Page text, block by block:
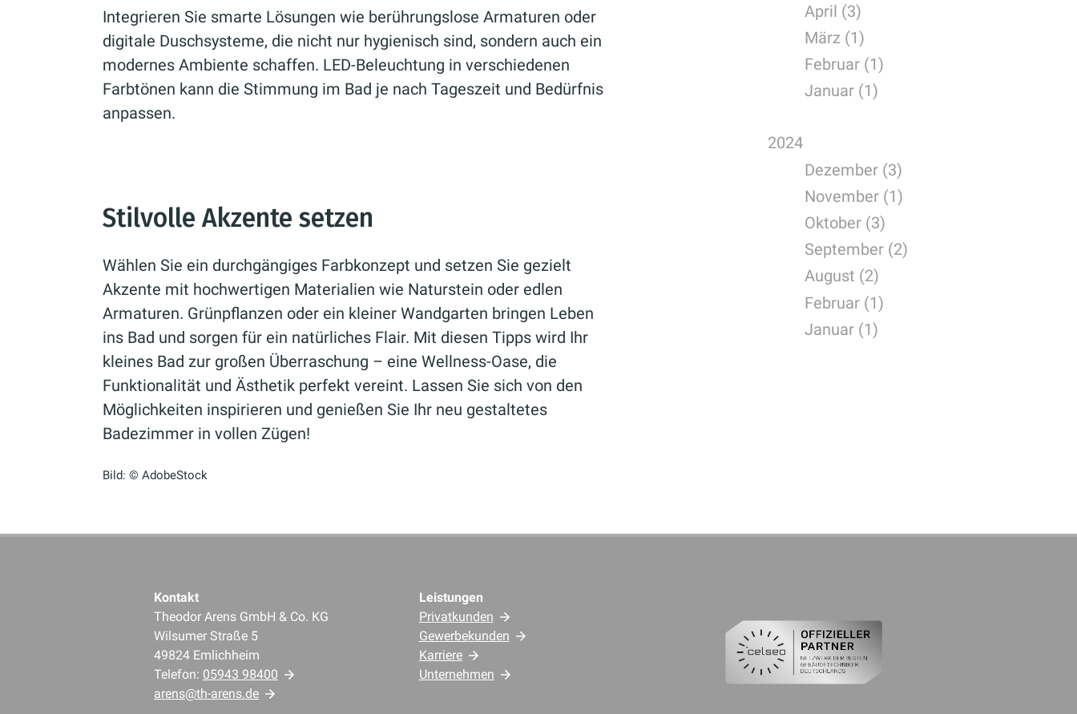
Integrieren Sie smarte Lösungen wie berührungslose Armaturen oder
digitale Duschsysteme, die nicht nur hygienisch sind, sondern auch ein
modernes Ambiente schaffen. LED-Beleuchtung in verschiedenen
Farbtönen kann die Stimmung im Bad je nach Tageszeit und Bedürfnis
anpassen.
Stilvolle Akzente setzen
Wählen Sie ein durchgängiges Farbkonzept und setzen Sie gezielt
Akzente mit hochwertigen Materialien wie Naturstein oder edlen
Armaturen. Grünpflanzen oder ein kleiner Wandgarten bringen Leben
ins Bad und sorgen für ein natürliches Flair. Mit diesen Tipps wird Ihr
kleines Bad zur großen Überraschung – eine Wellness-Oase, die
Funktionalität und Ästhetik perfekt vereint. Lassen Sie sich von den
Möglichkeiten inspirieren und genießen Sie Ihr neu gestaltetes
Badezimmer in vollen Zügen!
Bild: © AdobeStock
April (3)
März (1)
Februar (1)
Januar (1)
2024
Dezember (3)
November (1)
Oktober (3)
September (2)
August (2)
Februar (1)
Januar (1)
Kontakt
Theodor Arens GmbH & Co. KG
Wilsumer Straße 5
49824 Emlichheim
Telefon: 05943 98400
arens@th-arens.de
Leistungen
Privatkunden
Gewerbekunden
Karriere
Unternehmen